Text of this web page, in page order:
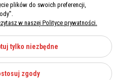
plików do swoich preferencji,
w naszej Polityce prywatności.
tylko niezbędne
zgody